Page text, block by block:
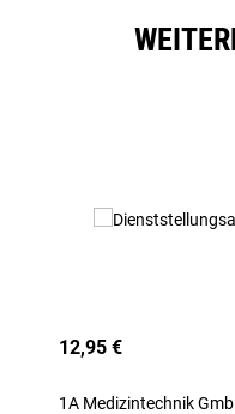
12,95 €
1A Medizintechnik